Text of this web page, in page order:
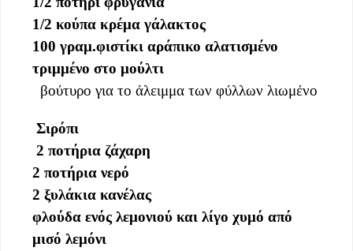
1/2 κούπα κρέμα γάλακτος
100 γραμ.φιστίκι αράπικο αλατισμένο
τριμμένο στο μούλτι
βούτυρο για το άλειμμα των φύλλων λιωμένο
Σιρόπι
2 ποτήρια ζάχαρη
2 ποτήρια νερό
2 ξυλάκια κανέλας
φλούδα ενός λεμονιού και λίγο χυμό από
μισό λεμόνι